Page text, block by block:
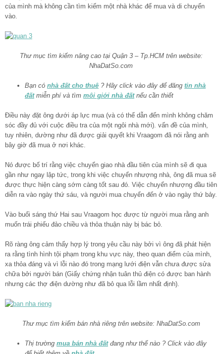
của mình mà không cần tìm kiếm một nhà khác để mua và di chuyển
vào.
Thư mục tìm kiếm nâng cao tại Quận 3 – Tp.HCM trên website:
NhaDatSo.com
Bạn có nhà đất cho thuê ? Hãy click vào đây để đăng tin nhà
đấtmiễn phí và tìm môi giới nhà đấtnếu cần thiết
Điều này đặt ông dưới áp lực mua (và có thể dẫn đến mình không chăm
sóc đầy đủ với cuộc điều tra của một ngôi nhà mới). vấn đề của mình,
tuy nhiên, dường như đã được giải quyết khi Vraagom đã nói rằng anh
bây giờ đã mua ở nơi khác.
Nó được bố trí rằng việc chuyển giao nhà đầu tiên của mình sẽ đi qua
gần như ngay lập tức, trong khi việc chuyển nhượng nhà, ông đã mua sẽ
được thực hiện càng sớm càng tốt sau đó. Việc chuyển nhượng đầu tiên
diễn ra vào ngày thứ sáu, và người mua chuyển đến ở vào ngày thứ bảy.
Vào buổi sáng thứ Hai sau Vraagom học được từ người mua rằng anh
muốn trái phiếu đảo chiều và thỏa thuận này bị bác bỏ.
Rõ ràng ông cảm thấy hợp lý trong yêu cầu này bởi vì ông đã phát hiện
ra rằng tình hình tội phạm trong khu vực này, theo quan điểm của mình,
xa thỏa đáng và vì lỗi nào đó trong mạng lưới điện vẫn chưa được sửa
chữa bởi người bán (Giấy chứng nhận tuân thủ điện có được ban hành
nhưng các thợ điện dường như đã bỏ qua lỗi lầm nhất định).
Thư mục tìm kiếm bán nhà riêng trên website: NhaDatSo.com
Thị trường mua bán nhà đấtđang như thế nào ? Click vào đây